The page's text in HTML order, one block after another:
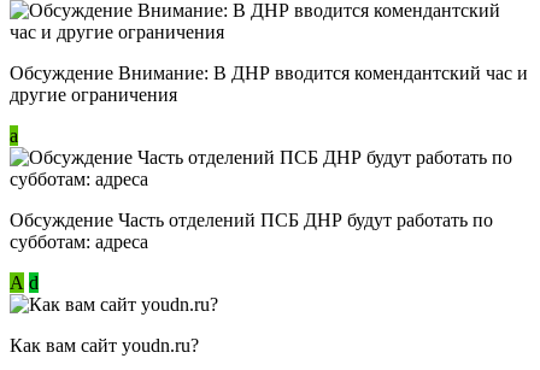
Обсуждение Внимание: В ДНР вводится комендантский час и
другие ограничения
a
Обсуждение Часть отделений ПСБ ДНР будут работать по
субботам: адреса
А d
Как вам сайт youdn.ru?